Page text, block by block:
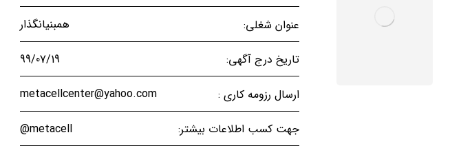
عنوان شغلی: همبنیانگذار
تاریخ درج آگهی: 99/07/19
ارسال رزومه کاری : metacellcenter@yahoo.com
جهت کسب اطلاعات بیشتر: metacell@